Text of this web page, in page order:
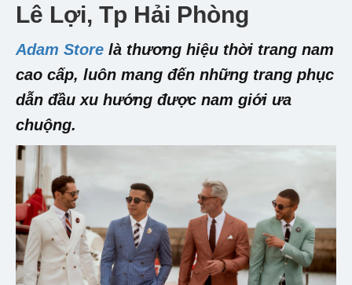
Lê Lợi, Tp Hải Phòng
Adam Store là thương hiệu thời trang nam
cao cấp, luôn mang đến những trang phục
dẫn đầu xu hướng được nam giới ưa
chuộng.